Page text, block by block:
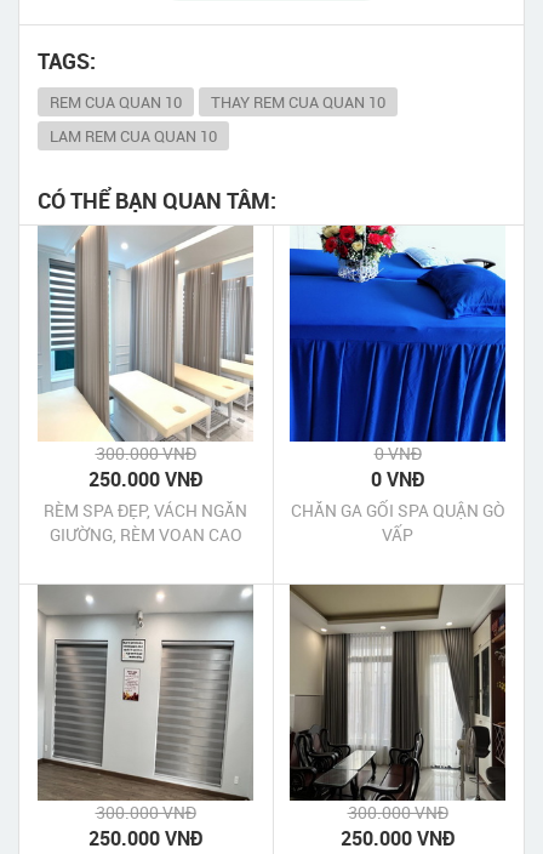
TAGS:
REM CUA QUAN 10
THAY REM CUA QUAN 10
LAM REM CUA QUAN 10
CÓ THỂ BẠN QUAN TÂM:
300.000 VNĐ
250.000 VNĐ
RÈM SPA ĐẸP, VÁCH NGĂN
GIƯỜNG, RÈM VOAN CAO
0 VNĐ
0 VNĐ
CHĂN GA GỐI SPA QUẬN GÒ
VẤP
300.000 VNĐ
250.000 VNĐ
300.000 VNĐ
250.000 VNĐ